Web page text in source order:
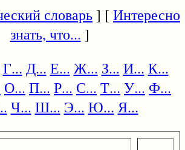
словарь] [Интересно
знать, что... ]
Г... Д... Е... Ж... З... И... К...
О... П... Р... С... Т... У... Ф...
Ч... Ш... Э... Ю... Я...